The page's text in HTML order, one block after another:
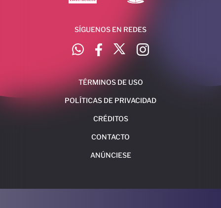
SÍGUENOS EN REDES
TÉRMINOS DE USO
POLÍTICAS DE PRIVACIDAD
CRÉDITOS
CONTACTO
ANÚNCIESE